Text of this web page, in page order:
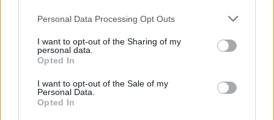
Personal Data Processing Opt Outs
I want to opt-out of the Sharing of my
personal data.
Opted In
I want to opt-out of the Sale of my
Personal Data.
Opted In
Θεσσαλονίκης: Έσπασαν το
μ@@@», του φώναζαν
λευκό όχημα έχασε τον έλεγχο και
καρφώθηκε πάνω σε κολονάκια.